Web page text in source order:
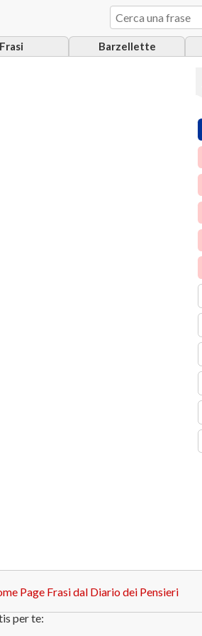
Frasi Barzellette
Page Frasi dal Diario dei Pensieri
per te: